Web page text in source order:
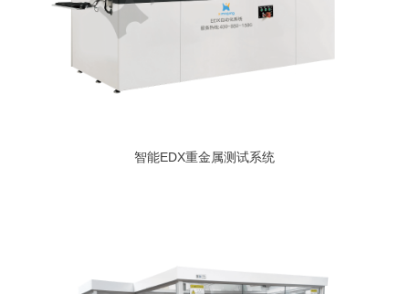
智能EDX重金属测试系统